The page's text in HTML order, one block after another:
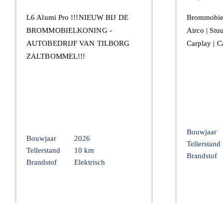
L6 Alumi Pro !!!NIEUW BIJ DE
BROMMOBIELKONING -
AUTOBEDRIJF VAN TILBORG
ZALTBOMMEL!!!
Bouwjaar
2026
Tellerstand
10 km
Brandstof
Elektrisch
Airco |
Carplay |
Bouwjaar
Tellerstand
Brandstof